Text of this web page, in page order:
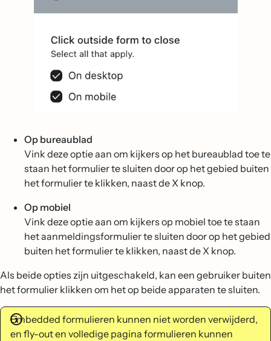
Op bureaublad
Vink deze optie aan om kijkers op het bureaublad toe te
staan het formulier te sluiten door op het gebied buiten
het formulier te klikken, naast de X knop.
Op mobiel
Vink deze optie aan om kijkers op mobiel toe te staan
het aanmeldingsformulier te sluiten door op het gebied
buiten het formulier te klikken, naast de X knop.
Als beide opties zijn uitgeschakeld, kan een gebruiker buiten
het formulier klikken om het op beide apparaten te sluiten.
Embedded formulieren kunnen niet worden verwijderd,
en fly-out en volledige pagina formulieren kunnen